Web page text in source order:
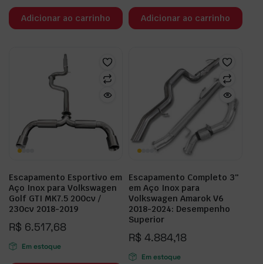
Adicionar ao carrinho Adicionar ao carrinho
Escapamento Esportivo em
Aço Inox para Volkswagen
Golf GTI MK7.5 200cv /
230cv 2018-2019
R$ 6.517,68
Em estoque
Escapamento Completo 3″
em Aço Inox para
Volkswagen Amarok V6
2018-2024: Desempenho
Superior
R$ 4.884,18
Em estoque